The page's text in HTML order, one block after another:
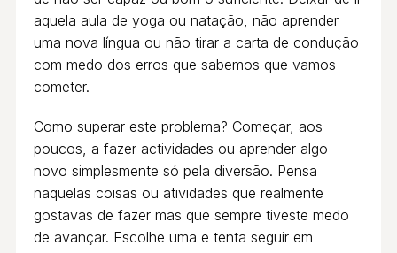
aquela aula de yoga ou natação, não aprender
uma nova língua ou não tirar a carta de condução
com medo dos erros que sabemos que vamos
cometer.
Como superar este problema? Começar, aos
poucos, a fazer actividades ou aprender algo
novo simplesmente só pela diversão. Pensa
naquelas coisas ou atividades que realmente
gostavas de fazer mas que sempre tiveste medo
de avançar. Escolhe uma e tenta seguir em